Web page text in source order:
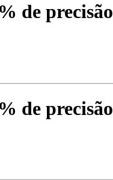
de precisão
de precisão